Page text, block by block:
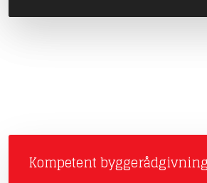
Kompetent byggerådgivning